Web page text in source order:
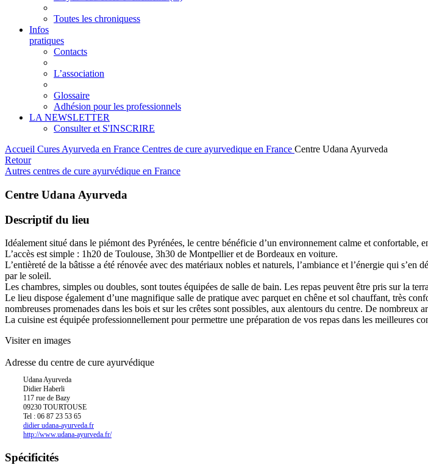
Toutes les chroniquess
Infos
pratiques
Contacts
L’association
Glossaire
Adhésion pour les professionnels
LA NEWSLETTER
Consulter et S'INSCRIRE
Accueil Cures Ayurveda en France Centres de cure ayurvedique en France Centre Udana Ayurveda
Retour
Autres centres de cure ayurvédique en France
Centre Udana Ayurveda
Descriptif du lieu
Idéalement situé dans le piémont des Pyrénées, le centre bénéficie d’un environnement calme et confortable,
L’accès est simple : 1h20 de Toulouse, 3h30 de Montpellier et de Bordeaux en voiture.
L’entièreté de la bâtisse a été rénovée avec des matériaux nobles et naturels, l’ambiance et l’énergie qui
par le soleil.
Les chambres, simples ou doubles, sont toutes équipées de salle de bain. Les repas peuvent être pris sur la
Le lieu dispose également d’une magnifique salle de pratique avec parquet en chêne et sol chauffant, très
nombreuses promenades dans les bois et sur les crêtes sont possibles, aux alentours du centre. De nombreux
La cuisine est équipée professionnellement pour permettre une préparation de vos repas dans les meilleures
Visiter en images
Adresse du centre de cure ayurvédique
Udana Ayurveda
Didier Haberli
117 rue de Bazy
09230 TOURTOUSE
Tel : 06 87 23 53 65
didier udana-ayurveda.fr
http://www.udana-ayurveda.fr/
Spécificités